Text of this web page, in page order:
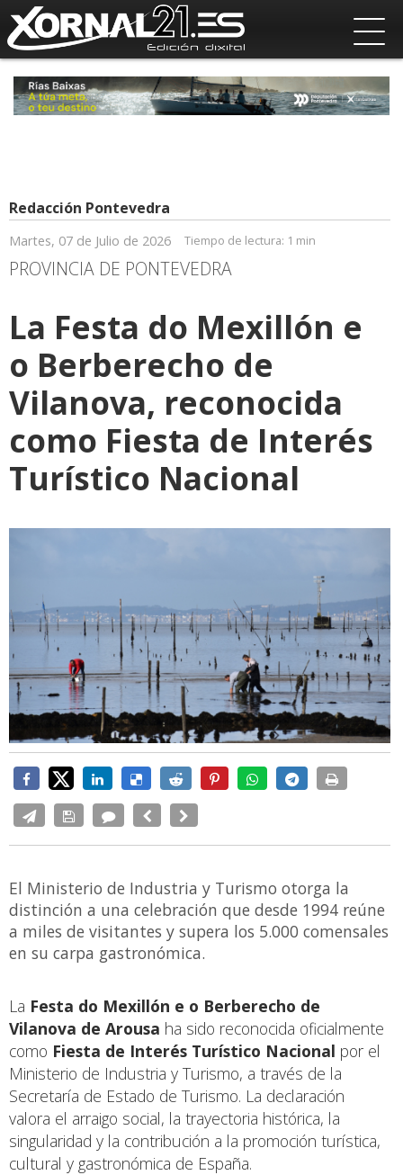
Redacción Pontevedra
Martes, 07 de Julio de 2026 Tiempo de lectura: 1 min
PROVINCIA DE PONTEVEDRA
La Festa do Mexillón e
o Berberecho de
Vilanova, reconocida
como Fiesta de Interés
Turístico Nacional
El Ministerio de Industria y Turismo otorga la
distinción a una celebración que desde 1994 reúne
a miles de visitantes y supera los 5.000 comensales
en su carpa gastronómica.
La Festa do Mexillón e o Berberecho de
Vilanova de Arousa ha sido reconocida oficialmente
como Fiesta de Interés Turístico Nacional por el
Ministerio de Industria y Turismo, a través de la
Secretaría de Estado de Turismo. La declaración
valora el arraigo social, la trayectoria histórica, la
singularidad y la contribución a la promoción turística,
cultural y gastronómica de España.